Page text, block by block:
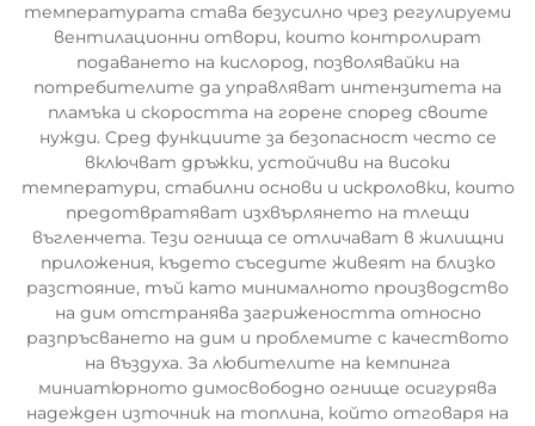
температурата става безусилно чрез регулируеми
вентилационни отвори, които контролират
подаването на кислород, позволявайки на
потребителите да управляват интензитета на
пламъка и скоростта на горене според своите
нужди. Сред функциите за безопасност често се
включват дръжки, устойчиви на високи
температури, стабилни основи и искроловки, които
предотвратяват изхвърлянето на тлещи
въгленчета. Тези огнища се отличават в жилищни
приложения, където съседите живеят на близко
разстояние, тъй като минималното производство
на дим отстранява загрижеността относно
разпръсването на дим и проблемите с качеството
на въздуха. За любителите на кемпинга
миниатюрното димосвободно огнище осигурява
надежден източник на топлина, който отговаря на